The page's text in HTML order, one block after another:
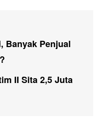
Banyak Penjual
II Sita 2,5 Juta